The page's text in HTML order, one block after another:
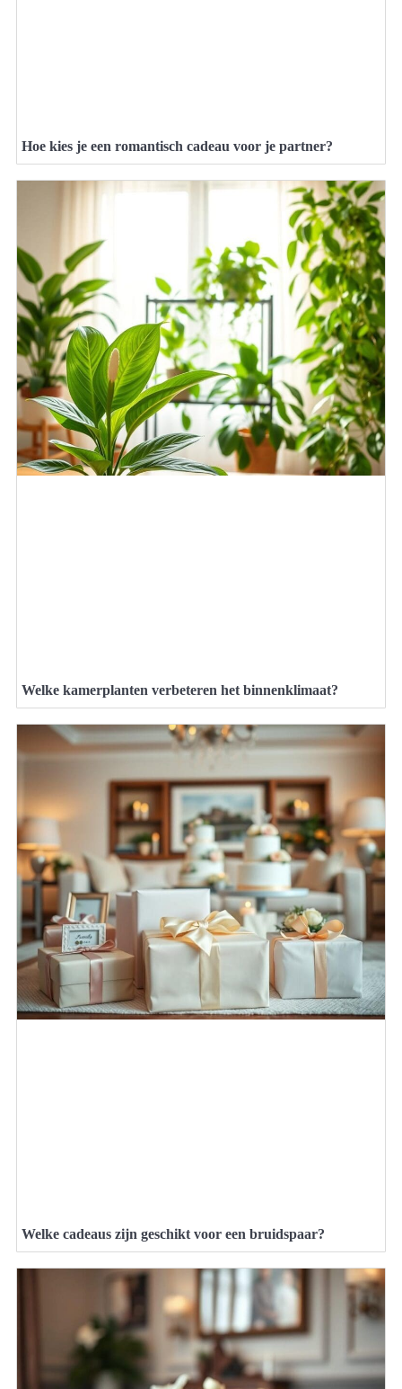
Hoe kies je een romantisch cadeau voor je partner?
Welke kamerplanten verbeteren het binnenklimaat?
Welke cadeaus zijn geschikt voor een bruidspaar?